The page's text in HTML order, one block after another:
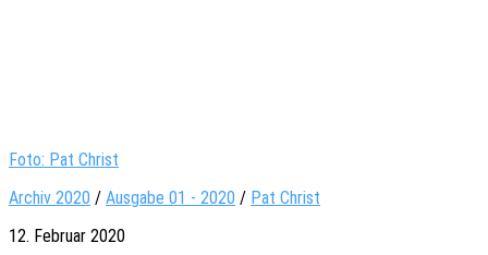
Foto: Pat Christ
Archiv 2020 / Ausgabe 01 - 2020 / Pat Christ
12. Februar 2020